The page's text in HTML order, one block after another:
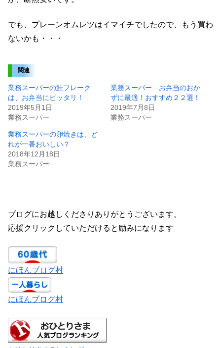
でも、プレーンオムレツはイマイチでしたので、もう買わ
ないかも・・・
関連
業務スーパーの鮭フレーク
は、お弁当にピッタリ！
2019年5月1日
業務スーパー
業務スーパー お弁当のおか
ずに最適！おすすめ２２選！
2019年7月8日
業務スーパー
業務スーパーの卵焼きは、ど
れが一番おいしい？
2018年12月18日
業務スーパー
ブログにお越しくださりありがとうございます。
応援クリックしていただけると励みになります
にほんブログ村
にほんブログ村